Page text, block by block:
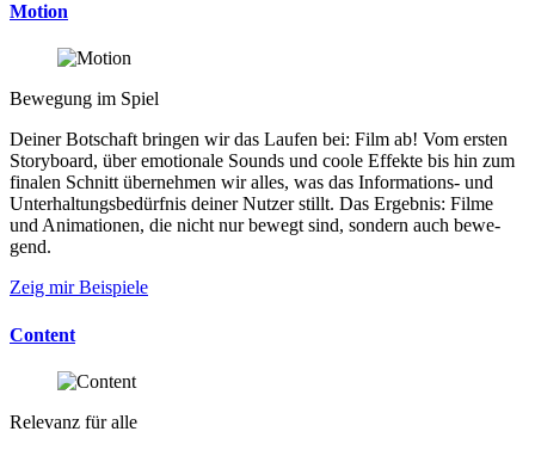
Motion
Bewegung im Spiel
Deiner Bot­schaft brin­gen wir das Lau­fen bei: Film ab! Vom ers­ten
Story­board, über emo­tio­nale Sounds und coole Ef­fek­te bis hin zum
fi­na­len Schnitt über­neh­men wir alles, was das In­for­ma­tions- und
Un­ter­hal­tungs­be­dürf­nis deiner Nut­zer stillt. Das Er­geb­nis: Filme
und Ani­ma­tio­nen, die nicht nur be­wegt sind, son­dern auch be­we­
gend.
Zeig mir Beispiele
Content
Relevanz für alle